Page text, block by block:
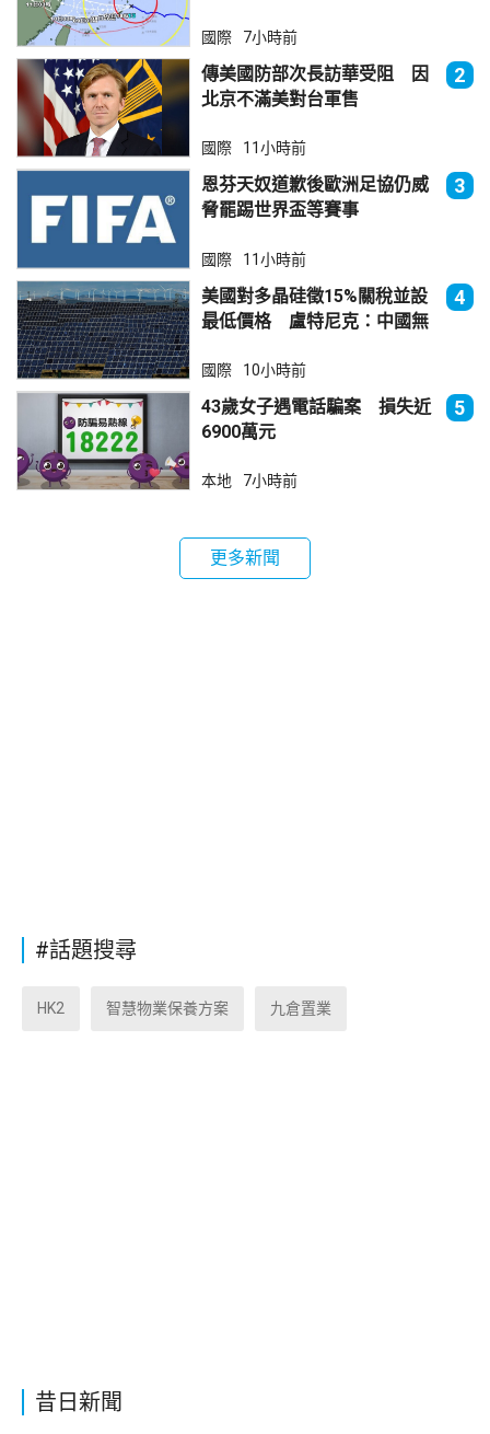
昔日新聞
國際 7小時前
傳美國防部次長訪華受阻 因
北京不滿美對台軍售
2
國際 11小時前
恩芬天奴道歉後歐洲足協仍威
脅罷踢世界盃等賽事
3
國際 11小時前
美國對多晶硅徵15%關稅並設
最低價格 盧特尼克：中國無
4
國際 10小時前
43歲女子遇電話騙案 損失近
6900萬元
5
本地 7小時前
更多新聞
#話題搜尋
HK2 智慧物業保養方案 九倉置業